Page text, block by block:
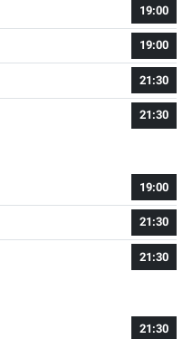
19:00
19:00
21:30
21:30
19:00
21:30
21:30
21:30